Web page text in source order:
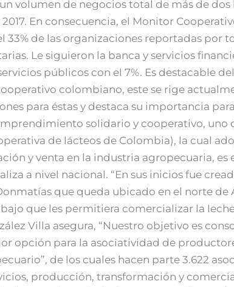
volumen de negocios total de más de
En consecuencia, el Monitor
33% de las organizaciones reportadas
Le siguieron la banca y servicios
públicos con el 7%. Es destacable
colombiano, este se rige
para éstas y destaca su importancia
solidario y cooperativo, uno
de lácteos de Colombia), la cual
y venta en la industria agropecuaria,
a nivel nacional. “En sus inicios fue
que queda ubicado en el norte
que les permitiera comercializar la
Villa asegura, “Nuestro objetivo es
opción para la asociatividad de
de los cuales hacen parte 3.622
producción, transformación y